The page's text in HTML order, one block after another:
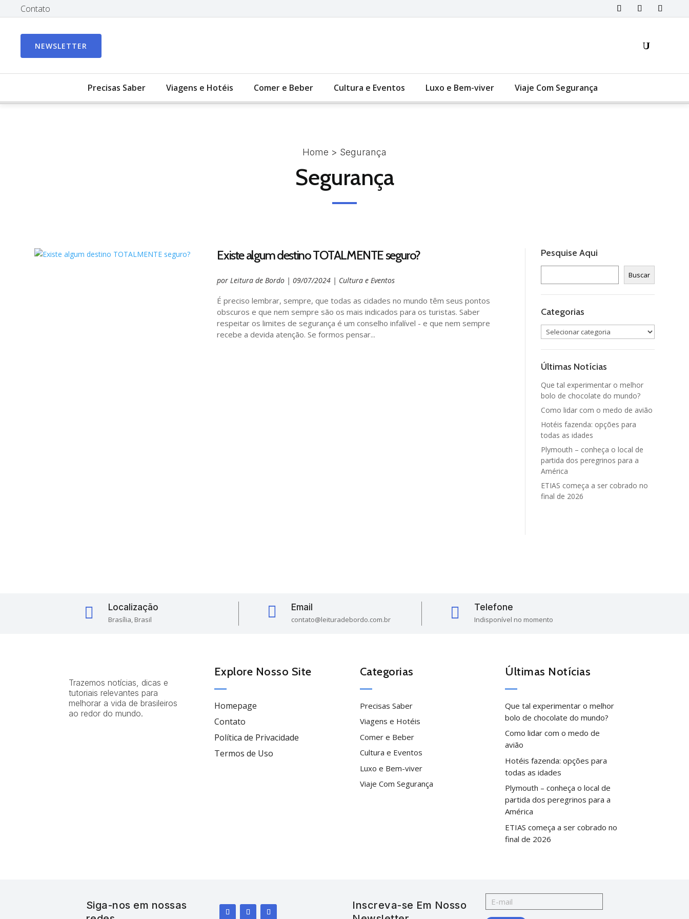
Contato
NEWSLETTER
Precisas Saber Viagens e Hotéis Comer e Beber Cultura e Eventos Luxo e Bem-viver Viaje Com Segurança
Home > Segurança
Segurança
Existe algum destino TOTALMENTE seguro?
por Leitura de Bordo |09/07/2024 | Cultura e Eventos
É preciso lembrar, sempre, que todas as cidades no mundo têm seus pontos
obscuros e que nem sempre são os mais indicados para os turistas. Saber
respeitar os limites de segurança é um conselho infalível - e que nem sempre
recebe a devida atenção. Se formos pensar...
Pesquise Aqui
Buscar
Categorias
Categorias
Últimas Notícias
Que tal experimentar o melhor
bolo de chocolate do mundo?
Como lidar com o medo de avião
Hotéis fazenda: opções para
todas as idades
Plymouth – conheça o local de
partida dos peregrinos para a
América
ETIAS começa a ser cobrado no
final de 2026
 Localização
Brasília, Brasil  Email
contato@leituradebordo.com.br  Telefone
Indisponível no momento
Trazemos notícias, dicas e
tutoriais relevantes para
melhorar a vida de brasileiros
ao redor do mundo.
Explore Nosso Site
Homepage
Contato
Política de Privacidade
Termos de Uso
Categorias
Precisas Saber
Viagens e Hotéis
Comer e Beber
Cultura e Eventos
Luxo e Bem-viver
Viaje Com Segurança
Últimas Notícias
Que tal experimentar o melhor
bolo de chocolate do mundo?
Como lidar com o medo de
avião
Hotéis fazenda: opções para
todas as idades
Plymouth – conheça o local de
partida dos peregrinos para a
América
ETIAS começa a ser cobrado no
final de 2026
Siga-nos em nossas
Inscreva-se Em Nosso